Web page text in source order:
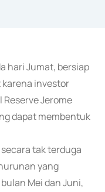
hari Jumat, bersiap
investor
Jerome
dapat membentuk
tak terduga
yang
Mei dan Juni,